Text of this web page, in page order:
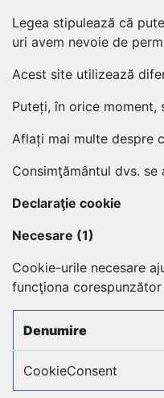
Legea stipulează că
uri avem nevoie de
Acest site utilizează
Puteți, în orice
Aflați mai multe despre
Consimţământul dvs.
Declaraţie cookie
Necesare (1)
Cookie-urile necesare
funcţiona
Denumire
CookieConsent